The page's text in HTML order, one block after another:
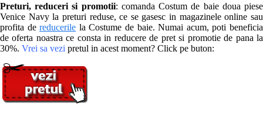
Preturi, reduceri si promotii: comanda Costum de baie doua piese
Venice Navy la preturi reduse, ce se gasesc in magazinele online sau
profita dereducerile la Costume de baie. Numai acum, poti beneficia
de oferta noastra ce consta in reducere de pret si promotie de pana la
30%. Vrei sa vezi pretul in acest moment? Click pe buton: